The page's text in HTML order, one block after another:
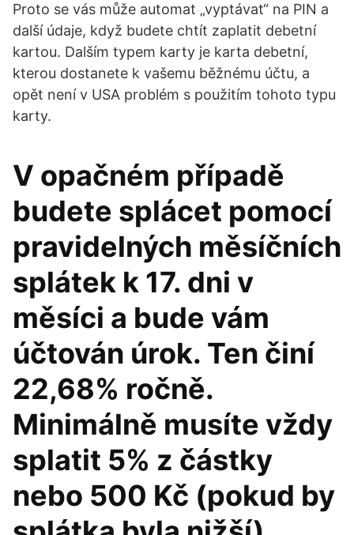
Proto se vás může automat „vyptávat“ na PIN a
další údaje, když budete chtít zaplatit debetní
kartou. Dalším typem karty je karta debetní,
kterou dostanete k vašemu běžnému účtu, a
opět není v USA problém s použitím tohoto typu
karty.
V opačném případě
budete splácet pomocí
pravidelných měsíčních
splátek k 17. dni v
měsíci a bude vám
účtován úrok. Ten činí
22,68% ročně.
Minimálně musíte vždy
splatit 5% z částky
nebo 500 Kč (pokud by